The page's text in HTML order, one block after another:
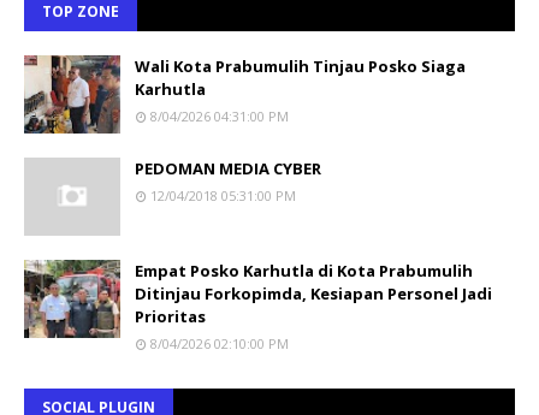
TOP ZONE
Wali Kota Prabumulih Tinjau Posko Siaga
Karhutla
8/04/2026 04:31:00 PM
PEDOMAN MEDIA CYBER
12/04/2018 05:31:00 PM
Empat Posko Karhutla di Kota Prabumulih
Ditinjau Forkopimda, Kesiapan Personel Jadi
Prioritas
8/04/2026 02:10:00 PM
SOCIAL PLUGIN